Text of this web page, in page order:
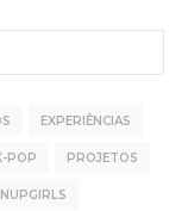
EXPERIÊNCIAS
POP PROJETOS